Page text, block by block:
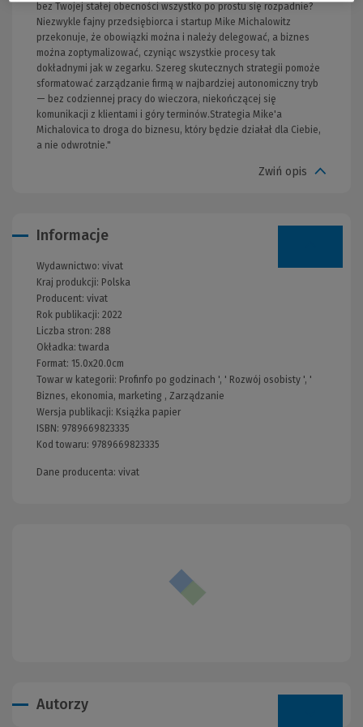
bez Twojej stałej obecności wszystko po prostu się rozpadnie?
Niezwykle fajny przedsiębiorca i startup Mike Michalowitz
przekonuje, że obowiązki można i należy delegować, a biznes
można zoptymalizować, czyniąc wszystkie procesy tak
dokładnymi jak w zegarku. Szereg skutecznych strategii pomoże
sformatować zarządzanie firmą w najbardziej autonomiczny tryb
— bez codziennej pracy do wieczora, niekończącej się
komunikacji z klientami i góry terminów.Strategia Mike'a
Michalovica to droga do biznesu, który będzie działał dla Ciebie,
a nie odwrotnie."
Zwiń opis
Informacje
Wydawnictwo: vivat
Kraj produkcji: Polska
Producent: vivat
Rok publikacji: 2022
Liczba stron: 288
Okładka:twarda
Format: 15.0x20.0cm
Towar w kategorii: Profinfo po godzinach ', ' Rozwój osobisty ', '
Biznes, ekonomia, marketing , Zarządzanie
Wersja publikacji: Książka papier
ISBN: 9789669823335
Kod towaru: 9789669823335
Dane producenta: vivat
Autorzy